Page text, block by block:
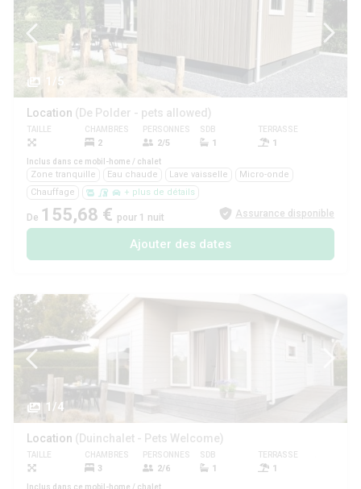
1/5
Location (De Polder - pets allowed)
TAILLE CHAMBRES
2
PERSONNES
2/5
SDB
1
TERRASSE
1
Inclus dans ce mobil-home / chalet
Zone tranquille Eau chaude Lave vaisselle
Micro-onde
Chauffage
+ plus de détails
De 155,68 € pour 1 nuit Assurance disponible
Ajouter des dates
1/4
Location (Duinchalet - Pets Welcome)
TAILLE CHAMBRES
3
PERSONNES
2/6
SDB
1
TERRASSE
1